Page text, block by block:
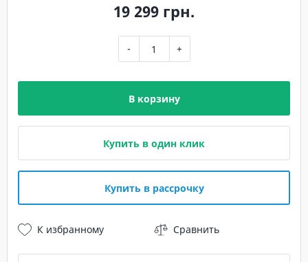
19 299 грн.
- +
В корзину
Купить в один клик
Купить в рассрочку
К избранному Сравнить